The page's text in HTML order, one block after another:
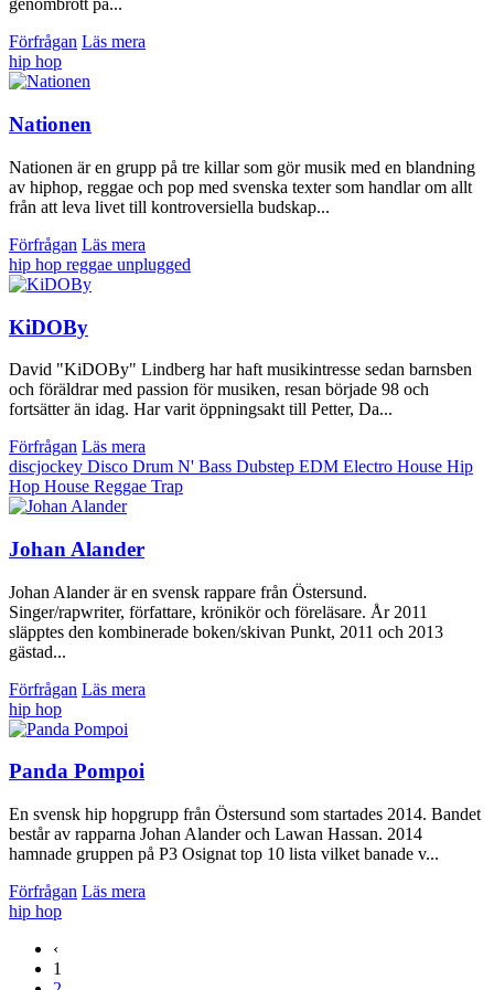
genombrott på...
Förfrågan Läs mera
hip hop
Nationen
Nationen är en grupp på tre killar som gör musik med en blandning
av hiphop, reggae och pop med svenska texter som handlar om allt
från att leva livet till kontroversiella budskap...
Förfrågan Läs mera
hip hop reggae unplugged
KiDOBy
David "KiDOBy" Lindberg har haft musikintresse sedan barnsben
och föräldrar med passion för musiken, resan började 98 och
fortsätter än idag. Har varit öppningsakt till Petter, Da...
Förfrågan Läs mera
discjockey Disco Drum N' Bass Dubstep EDM Electro House Hip
Hop House Reggae Trap
Johan Alander
Johan Alander är en svensk rappare från Östersund.
Singer/rapwriter, författare, krönikör och föreläsare. År 2011
släpptes den kombinerade boken/skivan Punkt, 2011 och 2013
gästad...
Förfrågan Läs mera
hip hop
Panda Pompoi
En svensk hip hopgrupp från Östersund som startades 2014. Bandet
består av rapparna Johan Alander och Lawan Hassan. 2014
hamnade gruppen på P3 Osignat top 10 lista vilket banade v...
Förfrågan Läs mera
hip hop
‹
1